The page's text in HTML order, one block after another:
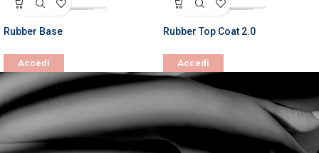
Rubber Base
Accedi
Rubber Top Coat 2.0
Accedi